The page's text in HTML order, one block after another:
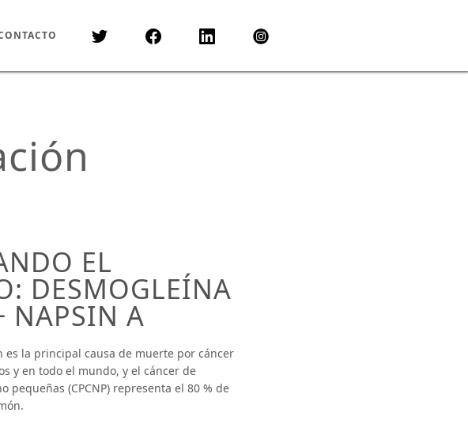
EL
DESMOGLEÍNA
NAPSIN A
es la principal causa de muerte por cáncer
y en todo el mundo, y el cáncer de
pequeñas (CPCNP) representa el 80 % de